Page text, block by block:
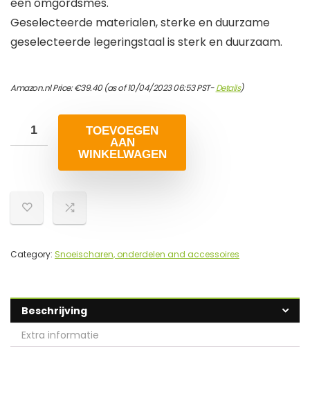
een omgordsmes.
Geselecteerde materialen, sterke en duurzame
geselecteerde legeringstaal is sterk en duurzaam.
Amazon.nl Price:€39.40(as of 10/04/2023 06:53 PST-Details)
TOEVOEGEN
AAN
WINKELWAGEN
Category: Snoeischaren, onderdelen and accessoires
Beschrijving
Extra informatie